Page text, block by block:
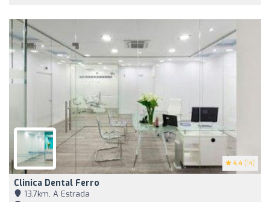
4.4 (14)
Clinica Dental Ferro
13,7km, A Estrada